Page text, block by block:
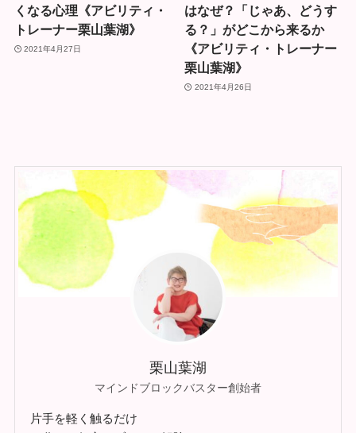
くなる心理《アビリティ・
トレーナー栗山葉湖》
2021年4月27日
はなぜ？「じゃあ、どうす
る？」がどこから来るか
《アビリティ・トレーナー
栗山葉湖》
2021年4月26日
栗山葉湖
マインドブロックバスター創始者
片手を軽く触るだけ